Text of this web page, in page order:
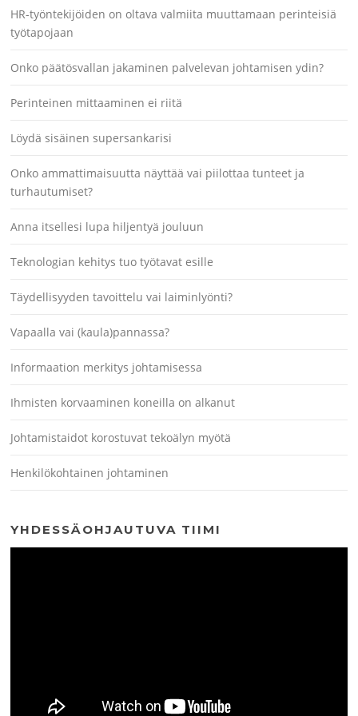
HR-työntekijöiden on oltava valmiita muuttamaan perinteisiä
työtapojaan
Onko päätösvallan jakaminen palvelevan johtamisen ydin?
Perinteinen mittaaminen ei riitä
Löydä sisäinen supersankarisi
Onko ammattimaisuutta näyttää vai piilottaa tunteet ja
turhautumiset?
Anna itsellesi lupa hiljentyä jouluun
Teknologian kehitys tuo työtavat esille
Täydellisyyden tavoittelu vai laiminlyönti?
Vapaalla vai (kaula)pannassa?
Informaation merkitys johtamisessa
Ihmisten korvaaminen koneilla on alkanut
Johtamistaidot korostuvat tekoälyn myötä
Henkilökohtainen johtaminen
YHDESSÄOHJAUTUVA TIIMI